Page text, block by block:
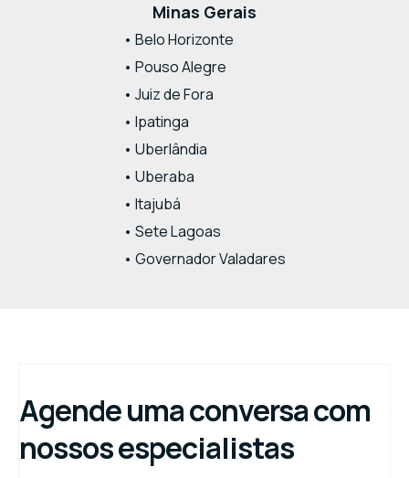
Minas Gerais
• Belo Horizonte
• Pouso Alegre
• Juiz de Fora
• Ipatinga
• Uberlândia
• Uberaba
• Itajubá
• Sete Lagoas
• Governador Valadares
Agende uma conversa com
nossos especialistas